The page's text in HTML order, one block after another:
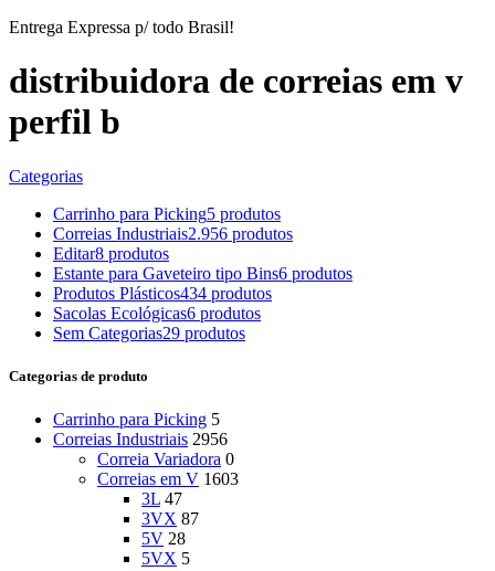
Entrega Expressa p/ todo Brasil!
distribuidora de correias em v
perfil b
Categorias
Carrinho para Picking5 produtos
Correias Industriais2.956 produtos
Editar8 produtos
Estante para Gaveteiro tipo Bins6 produtos
Produtos Plásticos434 produtos
Sacolas Ecológicas6 produtos
Sem Categorias29 produtos
Categorias de produto
Carrinho para Picking 5
Correias Industriais 2956
Correia Variadora 0
Correias em V 1603
3L 47
3VX 87
5V 28
5VX 5